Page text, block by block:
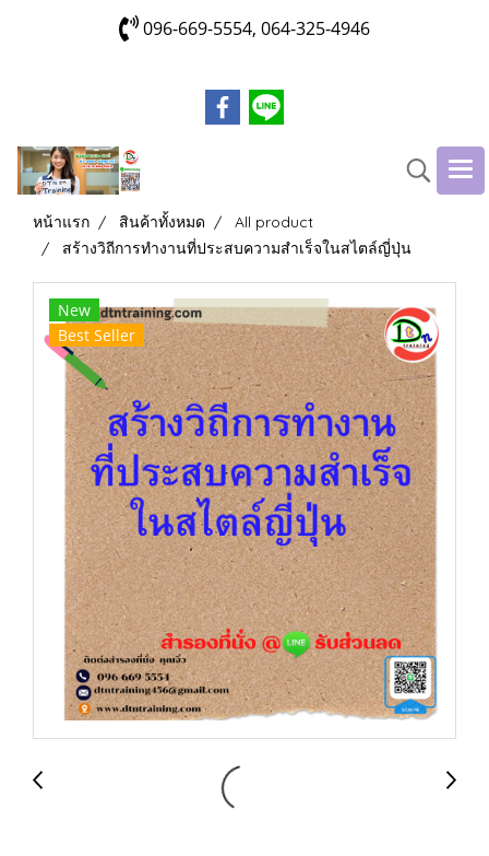
096-669-5554, 064-325-4946
หน้าแรก สินค้าทั้งหมด
All product
สร้างวิถีการทำงานที่ประสบความสำเร็จในสไตล์ญี่ปุ่น
New
Best Seller